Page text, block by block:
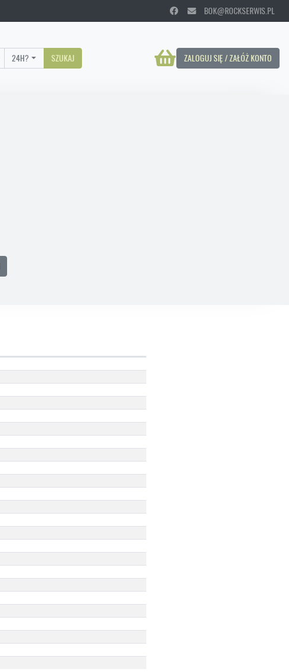
BOK@ROCKSERWIS.PL
ZALOGUJ SIĘ / ZAŁÓŻ KONTO
24H? SZUKAJ